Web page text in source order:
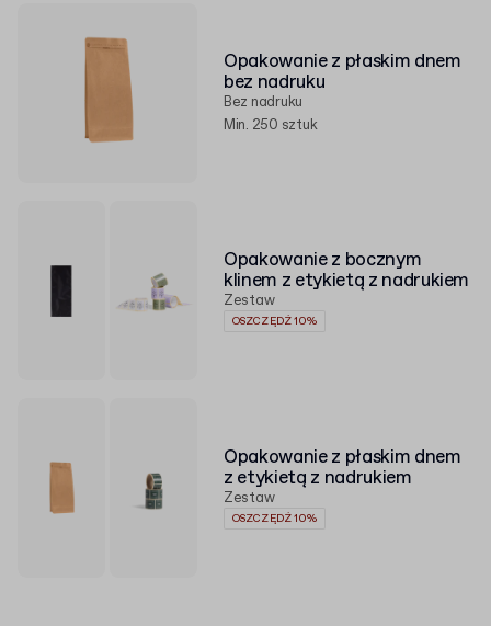
Opakowanie z płaskim dnem
bez nadruku
Bez nadruku
Min. 250 sztuk
Opakowanie z bocznym
klinem z etykietą z nadrukiem
Zestaw
OSZCZĘDŹ 10%
Opakowanie z płaskim dnem
z etykietą z nadrukiem
Zestaw
OSZCZĘDŹ 10%